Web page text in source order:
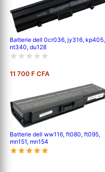
Batterie dell 0cr036, jy316, kp405,
nt340, du128
11 700 F CFA
Batterie dell ww116, ft080, ft095,
mn151, mn154